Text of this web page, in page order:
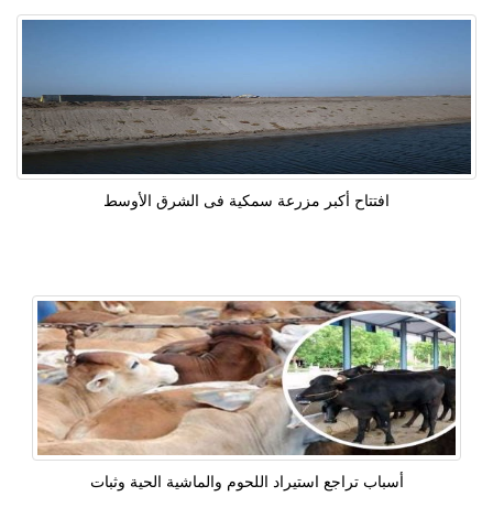
افتتاح أكبر مزرعة سمكية فى الشرق الأوسط
أسباب تراجع استيراد اللحوم والماشية الحية وثبات